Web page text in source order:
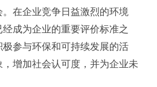
在企业竞争日益激烈的环境
成为企业的重要评价标准之
参与环保和可持续发展的活
增加社会认可度，并为企业未